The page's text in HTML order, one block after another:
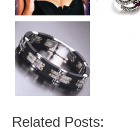
Related Posts: